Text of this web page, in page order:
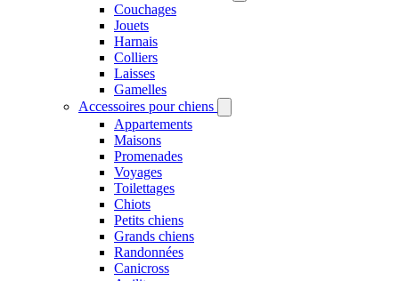
Couchages
Jouets
Harnais
Colliers
Laisses
Gamelles
Accessoires pour chiens
Appartements
Maisons
Promenades
Voyages
Toilettages
Chiots
Petits chiens
Grands chiens
Randonnées
Canicross